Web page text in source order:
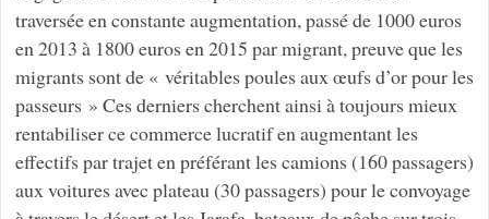
traversée en constante augmentation, passé de 1000 euros
en 2013 à 1800 euros en 2015 par migrant, preuve que les
migrants sont de « véritables poules aux œufs d’or pour les
passeurs » Ces derniers cherchent ainsi à toujours mieux
rentabiliser ce commerce lucratif en augmentant les
effectifs par trajet en préférant les camions (160 passagers)
aux voitures avec plateau (30 passagers) pour le convoyage